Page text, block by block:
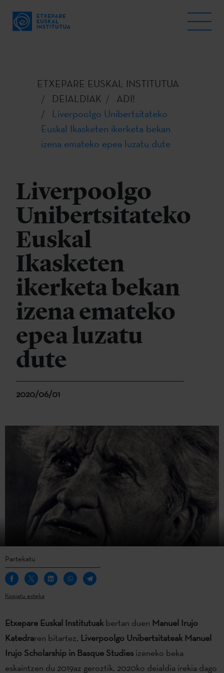
ETXEPARE EUSKAL INSTITUTUA
DEIALDIAK
ADI!
Liverpoolgo Unibertsitateko
Euskal Ikasketen ikerketa bekan
izena emateko epea luzatu dute
Liverpoolgo
Unibertsitateko
Euskal
Ikasketen
ikerketa bekan
izena emateko
epea luzatu
dute
2020/06/01
Partekatu
Kopiatu esteka
Etxepare Euskal Institutuakbertan duen Manuel Irujo
Katedraren bitartez, Liverpoolgo Unibertsitateak Manuel
Irujo Scholarship in Basque Studies izeneko beka
eskaintzen du 2019az geroztik. 2020ko deialdia irekia dago